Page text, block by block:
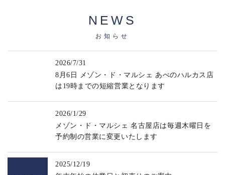
NEWS
お知らせ
2026/7/31
8月6日 メゾン・ド・マルシェ あべのハルカス店
は19時までの短縮営業となります
2026/1/29
メゾン・ド・マルシェ 名古屋店は毎週木曜日を
予約制の営業に変更いたします
2025/12/19